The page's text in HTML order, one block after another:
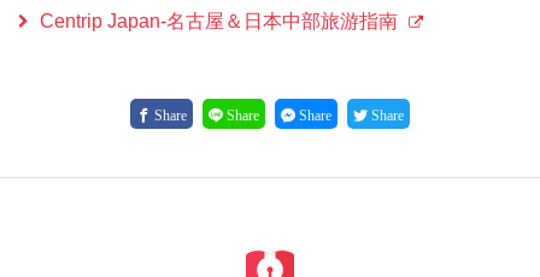
Centrip Japan-名古屋＆日本中部旅游指南
Share Share Share Share